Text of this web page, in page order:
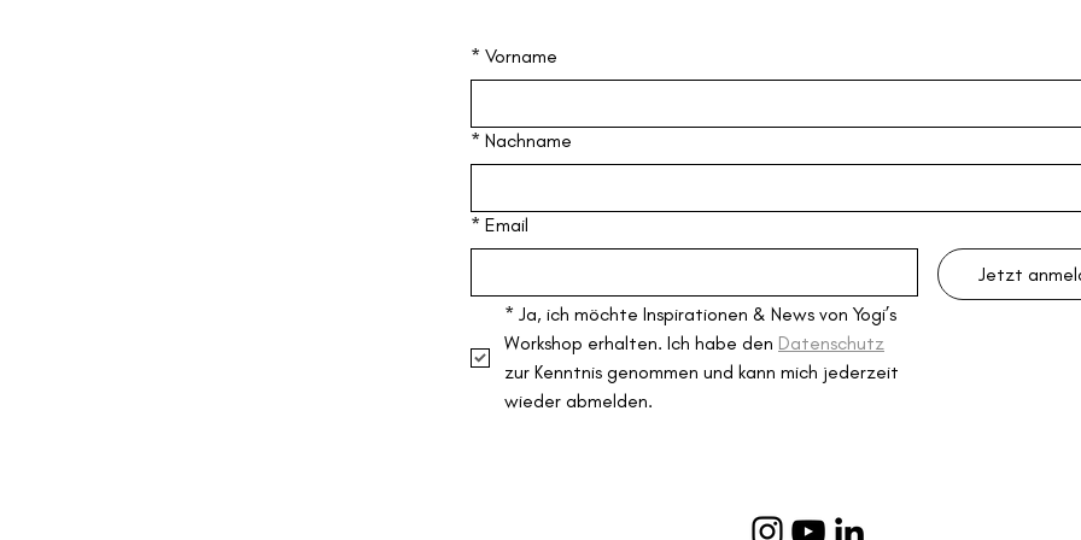
* Vorname
* Nachname
* Email
Jetzt
* Ja, ich möchte Inspirationen & News von Yogi’s
Workshop erhalten. Ich habe den Datenschutz
zur Kenntnis genommen und kann mich jederzeit
wieder abmelden.